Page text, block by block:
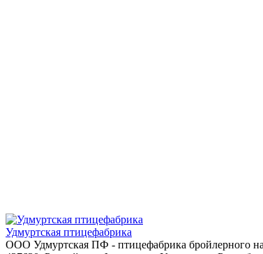
Удмуртская птицефабрика
ООО Удмуртская ПФ - птицефабрика бройлерного